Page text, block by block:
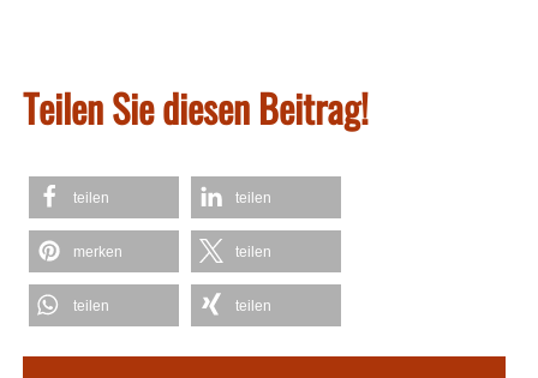
Teilen Sie diesen Beitrag!
teilen teilen
merken teilen
teilen teilen